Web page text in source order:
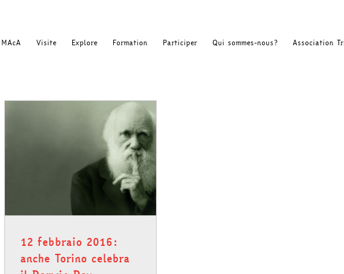
MAcA Visite Explore Formation Participer Qui sommes-nous? Association
12 febbraio 2016:
anche Torino celebra